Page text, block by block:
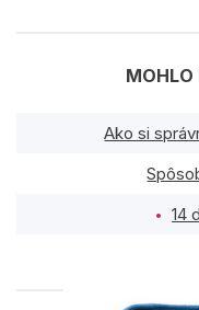
Ako si
14